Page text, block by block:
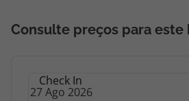
Consulte preços para este
Check In